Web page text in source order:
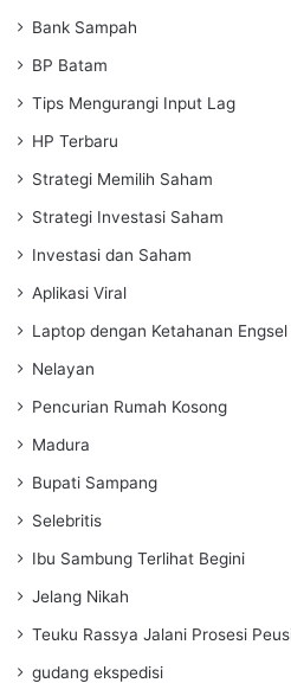
Bank Sampah
BP Batam
Tips Mengurangi Input Lag
HP Terbaru
Strategi Memilih Saham
Strategi Investasi Saham
Investasi dan Saham
Aplikasi Viral
Laptop dengan Ketahanan Engsel
Nelayan
Pencurian Rumah Kosong
Madura
Bupati Sampang
Selebritis
Ibu Sambung Terlihat Begini
Jelang Nikah
Teuku Rassya Jalani Prosesi
gudang ekspedisi